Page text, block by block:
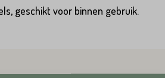
geschikt voor binnen gebruik.